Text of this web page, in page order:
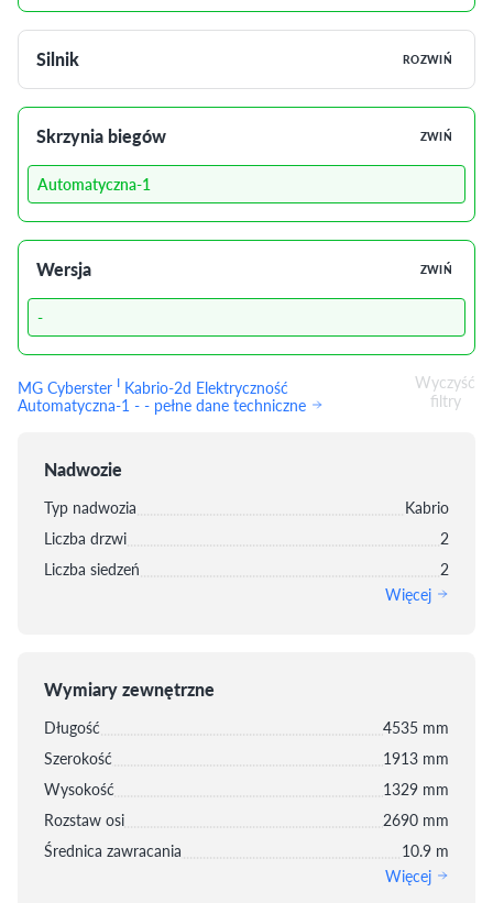
Silnik ROZWIŃ
Skrzynia biegów ZWIŃ
Automatyczna-1
Wersja ZWIŃ
-
MG Cyberster I Kabrio-2d Elektryczność
Automatyczna-1 - - pełne dane techniczne
Wyczyść
filtry
Nadwozie
Typ nadwozia
Kabrio
Liczba drzwi
2
Liczba siedzeń
2
Więcej
Wymiary zewnętrzne
Długość
4535 mm
Szerokość
1913 mm
Wysokość
1329 mm
Rozstaw osi
2690 mm
Średnica zawracania
10.9 m
Więcej